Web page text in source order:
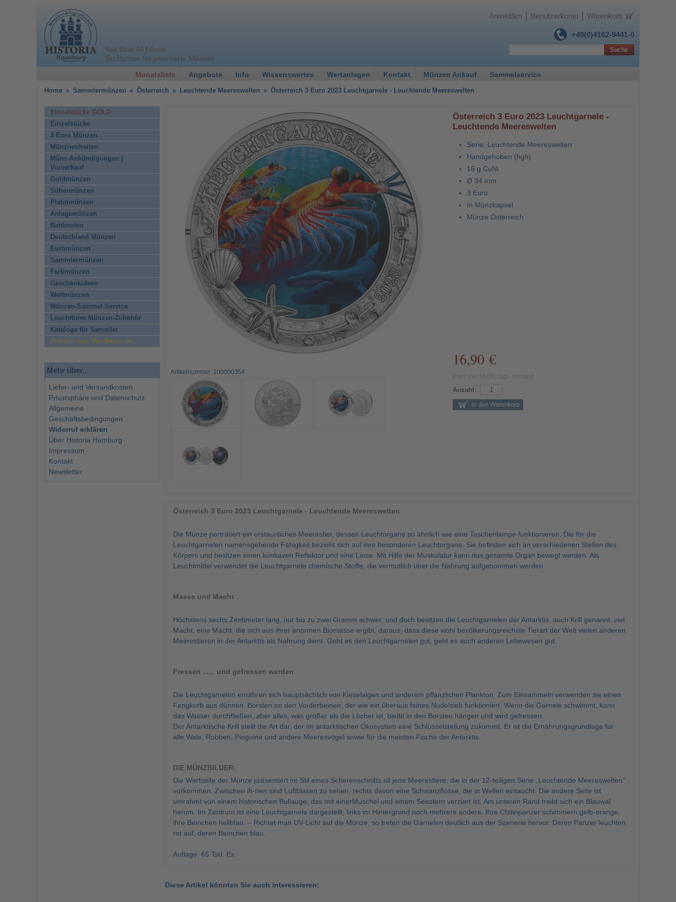
+49(0)4162-9441-0
Anmelden Benutzerkonto Warenkorb
Monatsliste Angebote Info Wissenswertes Wertanlagen Kontakt Münzen Ankauf Sammelservice
Suche
Home » Sammlermünzen » Österreich » Leuchtende Meereswelten » Österreich 3 Euro 2023 Leuchtgarnele - Leuchtende Meereswelten
Artikelnummer: 100000354
Österreich 3 Euro 2023 Leuchtgarnele -
Leuchtende Meereswelten
Serie: Leuchtende Meereswelten
Handgehoben (hgh)
16 g CuNi
Ø 34 mm
3 Euro
In Münzkapsel
Münze Österreich
16,90 €
Anzahl:
Österreich 3 Euro 2023 Leuchtgarnele - Leuchtende Meereswelten
Die Münze porträtiert ein erstaunliches Meerestier, dessen Leuchtorgane so ähnlich wie eine Taschenlampe funktionieren. Die für die
Leuchtgarnelen namensgebende Fähigkeit bezieht sich auf ihre besonderen Leuchtorgane. Sie befinden sich an verschiedenen Stellen des
Körpers und besitzen einen konkaven Reflektor und eine Linse. Mit Hilfe der Muskulatur kann das gesamte Organ bewegt werden. Als
Leuchtmittel verwendet die Leuchtgarnele chemische Stoffe, die vermutlich über die Nahrung aufgenommen werden.
Masse und Macht
Höchstens sechs Zentimeter lang, nur bis zu zwei Gramm schwer, und doch besitzen die Leuchtgarnelen der Antarktis, auch Krill genannt, viel
Macht, eine Macht, die sich aus ihrer enormen Biomasse ergibt, daraus, dass diese wohl bevölkerungsreichste Tierart der Welt vielen anderen
Meerestieren in der Antarktis als Nahrung dient. Geht es den Leuchtgarnelen gut, geht es auch anderen Lebewesen gut.
Fressen ...... und gefressen werden
Die Leuchtgarnelen ernähren sich hauptsächlich von Kieselalgen und anderem pflanzlichen Plankton. Zum Einsammeln verwenden sie einen
Fangkorb aus dünnen Borsten an den Vorderbeinen, der wie ein überaus feines Nudelsieb funktioniert. Wenn die Garnele schwimmt, kann
das Wasser durchfließen, aber alles, was größer als die Löcher ist, bleibt in den Borsten hängen und wird gefressen.
Der Antarktische Krill stellt die Art dar, der im antarktischen Ökosystem eine Schlüsselstellung zukommt. Er ist die Ernährungsgrundlage für
alle Wale, Robben, Pinguine und andere Meeresvögel sowie für die meisten Fische der Antarktis.
DIE MÜNZBILDER:
Die Wertseite der Münze präsentiert im Stil eines Scherenschnitts all jene Meerestiere, die in der 12-teiligen Serie „Leuchtende Meereswelten“
vorkommen. Zwischen ih-nen sind Luftblasen zu sehen, rechts davon eine Schwanzflosse, die in Wellen eintaucht. Die andere Seite ist
umrahmt von einem historischen Bullauge, das mit einerMuschel und einem Seestern verziert ist. Am unteren Rand treibt sich ein Blauwal
herum. Im Zentrum ist eine Leuchtgarnele dargestellt, links im Hintergrund noch mehrere andere. Ihre Chitinpanzer schimmern gelb-orange,
ihre Beinchen hellblau. – Richtet man UV-Licht auf die Münze, so treten die Garnelen deutlich aus der Szenerie hervor. Deren Panzer leuchten
rot auf, deren Beinchen blau.
Auflage: 65 Tsd. Ex.
Diese Artikel könnten Sie auch interessieren:
Einzelstücke GOLD
Einzelstücke
2 Euro Münzen
Münzneuheiten
Münz-Ankündigungen |
Vorverkauf
Goldmünzen
Silbermünzen
Platinmünzen
Anlagemünzen
Banknoten
Deutschland Münzen
Euromünzen
Sammlermünzen
Farbmünzen
Geschenkideen
Weltmünzen
Münzen-Sammel-Service
Leuchtturm Münzen-Zubehör
Kataloge für Sammler
Preishit zum Wochenende
Mehr über...
Liefer- und Versandkosten
Privatsphäre und Datenschutz
Allgemeine
Geschäftsbedingungen
Widerruf erklären
Über Historia Hamburg
Impressum
Kontakt
Newsletter